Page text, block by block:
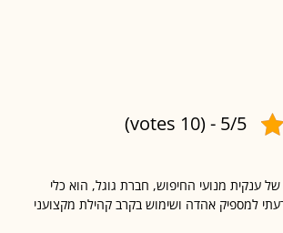
5/5 -
החיפוש, חברת גוגל, הוא כלי
אהדה ושימוש בקרב קהילת מקצועני